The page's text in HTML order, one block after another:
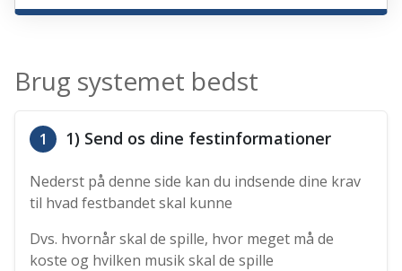
Brug systemet bedst
1 1) Send os dine festinformationer
Nederst på denne side kan du indsende dine krav
til hvad festbandet skal kunne
Dvs. hvornår skal de spille, hvor meget må de
koste og hvilken musik skal de spille